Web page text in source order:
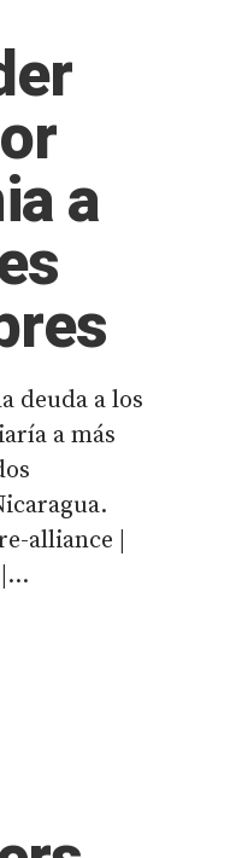
a
deuda a los
a más
alliance |